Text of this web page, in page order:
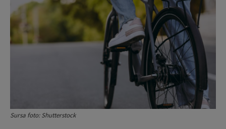
Sursa foto: Shutterstock